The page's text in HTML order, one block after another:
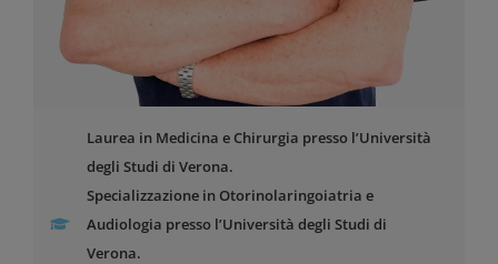
Laurea in Medicina e Chirurgia presso l’Università
degli Studi di Verona.
Specializzazione in Otorinolaringoiatria e
Audiologia presso l’Università degli Studi di
Verona.